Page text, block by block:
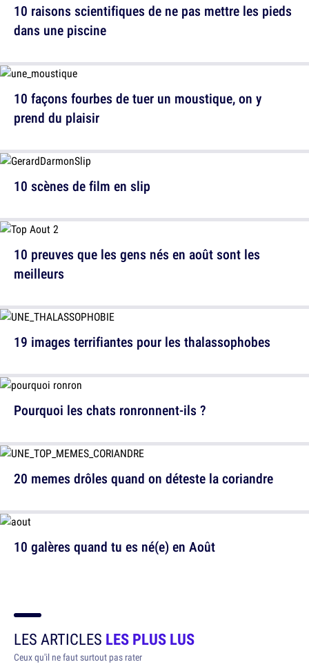
10 raisons scientifiques de ne pas mettre les pieds
dans une piscine
10 scènes de film en slip
19 images terrifiantes pour les thalassophobes
20 memes drôles quand on déteste la coriandre
10 façons fourbes de tuer un moustique, on y
prend du plaisir
10 preuves que les gens nés en août sont les
meilleurs
Pourquoi les chats ronronnent-ils ?
10 galères quand tu es né(e) en Août
LES ARTICLES LES PLUS LUS
Ceux qu'il ne faut surtout pas rater